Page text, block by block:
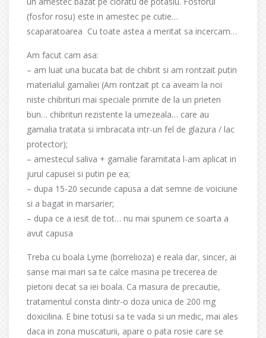
(fosfor rosu) este in amestec pe cutie…
scaparatoarea Cu toate astea a meritat sa incercam…
Am facut cam asa:
– am luat una bucata bat de chibrit si am rontzait putin
materialul gamaliei (Am rontzait pt ca aveam la noi
niste chibrituri mai speciale primite de la un prieten
bun… chibrituri rezistente la umezeala… care au
gamalia tratata si imbracata intr-un fel de glazura / lac
protector);
– amestecul saliva + gamalie faramitata l-am aplicat in
jurul capusei si putin pe ea;
– dupa 15-20 secunde capusa a dat semne de voiciune
si a bagat in marsarier;
– dupa ce a iesit de tot… nu mai spunem ce soarta a
avut capusa
Treba cu boala Lyme (borrelioza) e reala dar, sincer, ai
sanse mai mari sa te calce masina pe trecerea de
pietoni decat sa iei boala. Ca masura de precautie,
tratamentul consta dintr-o doza unica de 200 mg
doxicilina. E bine totusi sa te vada si un medic, mai ales
daca in zona muscaturii, apare o pata rosie care se